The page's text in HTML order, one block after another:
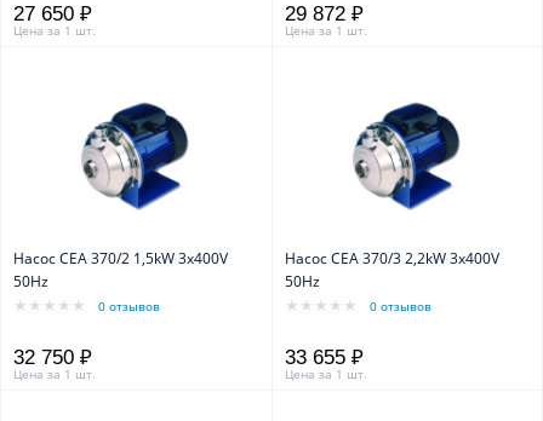
27 650 ₽
Цена за 1 шт.
29 872 ₽
Цена за 1 шт.
Насос CEA 370/2 1,5kW 3x400V
50Hz
0 отзывов
32 750 ₽
Цена за 1 шт.
Насос CEA 370/3 2,2kW 3x400V
50Hz
0 отзывов
33 655 ₽
Цена за 1 шт.